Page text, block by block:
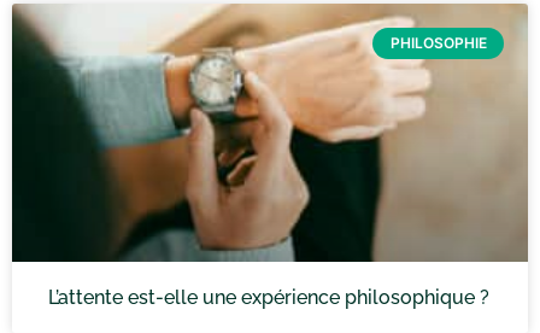
PHILOSOPHIE
L’attente est-elle une expérience philosophique ?